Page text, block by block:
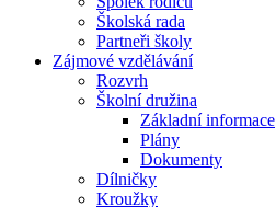
Školská rada
Partneři školy
Zájmové vzdělávání
Rozvrh
Školní družina
Základní informace
Plány
Dokumenty
Dílničky
Kroužky